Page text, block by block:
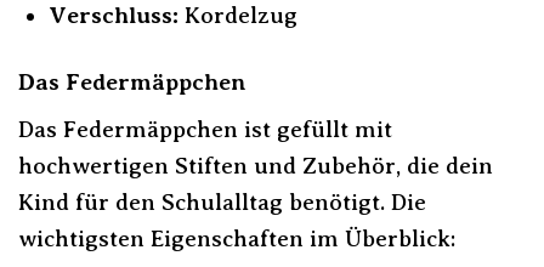
Verschluss: Kordelzug
Das Federmäppchen
Das Federmäppchen ist gefüllt mit
hochwertigen Stiften und Zubehör, die dein
Kind für den Schulalltag benötigt. Die
wichtigsten Eigenschaften im Überblick: